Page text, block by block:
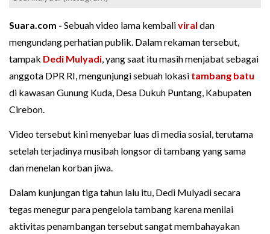
Suara.com - Sebuah video lama kembaliviral dan
mengundang perhatian publik. Dalam rekaman tersebut,
tampak Dedi Mulyadi, yang saat itu masih menjabat sebagai
anggota DPR RI, mengunjungi sebuah lokasi tambang batu
di kawasan Gunung Kuda, Desa Dukuh Puntang, Kabupaten
Cirebon.
Video tersebut kini menyebar luas di media sosial, terutama
setelah terjadinya musibah longsor di tambang yang sama
dan menelan korban jiwa.
Dalam kunjungan tiga tahun lalu itu, Dedi Mulyadi secara
tegas menegur para pengelola tambang karena menilai
aktivitas penambangan tersebut sangat membahayakan